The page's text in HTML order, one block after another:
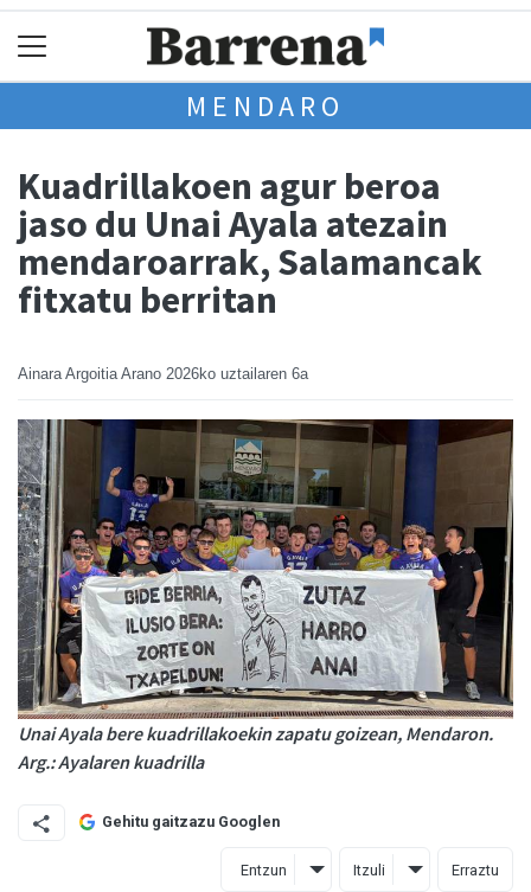
MENDARO
Kuadrillakoen agur beroa
jaso du Unai Ayala atezain
mendaroarrak, Salamancak
fitxatu berritan
Ainara Argoitia Arano 2026ko uztailaren 6a
Unai Ayala bere kuadrillakoekin zapatu goizean, Mendaron.
Arg.: Ayalaren kuadrilla
Gehitu gaitzazu Googlen
Entzun Itzuli Erraztu